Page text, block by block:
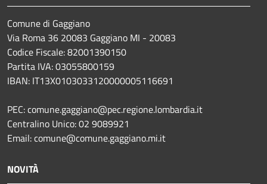
Comune di Gaggiano
Via Roma 36 20083 Gaggiano MI - 20083
Codice Fiscale: 82001390150
Partita IVA: 03055800159
IBAN: IT13X0103033120000005116691
PEC: comune.gaggiano@pec.regione.lombardia.it
Centralino Unico: 02 9089921
Email: comune@comune.gaggiano.mi.it
NOVITÀ